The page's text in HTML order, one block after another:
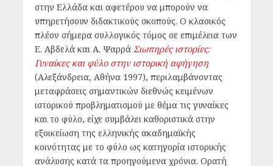
στην Ελλάδα και αφετέρου να μπορούν να
υπηρετήσουν διδακτικούς σκοπούς. Ο κλασικός
πλέον σήμερα συλλογικός τόμος σε επιμέλεια των
Ε. Αβδελά και Α. Ψαρρά Σιωπηρές ιστορίες:
Γυναίκες και φύλο στην ιστορική αφήγηση
(Αλεξάνδρεια, Αθήνα 1997), περιλαμβάνοντας
μεταφράσεις σημαντικών διεθνώς κειμένων
ιστορικού προβληματισμού με θέμα τις γυναίκες
και το φύλο, είχε συμβάλει καθοριστικά στην
εξοικείωση της ελληνικής ακαδημαϊκής
κοινότητας με τo φύλο ως κατηγορία ιστορικής
ανάλυσης κατά τα προηγούμενα χρόνια. Ορατή